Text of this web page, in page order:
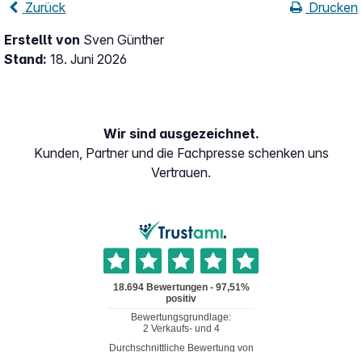
Zurück
Drucken
Erstellt von Sven Günther
Stand: 18. Juni 2026
Wir sind ausgezeichnet.
Kunden, Partner und die Fachpresse schenken uns
Vertrauen.
Durchschnittliche Bewertung von